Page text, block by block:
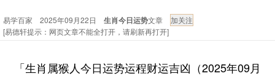
2026年化太岁锦囊属马、鼠、牛、龙、兔、狗、鸡生肖化太岁开始预
易学百家 2025年09月22日 生肖今日运势文章
[易德轩提示：网页文章不能全打开，请刷新再打开]
「生肖属猴人今日运势运程财运吉凶（2025年09月